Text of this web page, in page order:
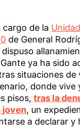
cargo de la
de General
ya ha sido
situaciones de
donde vive
pisos, tras la
joven, un
a declarar y